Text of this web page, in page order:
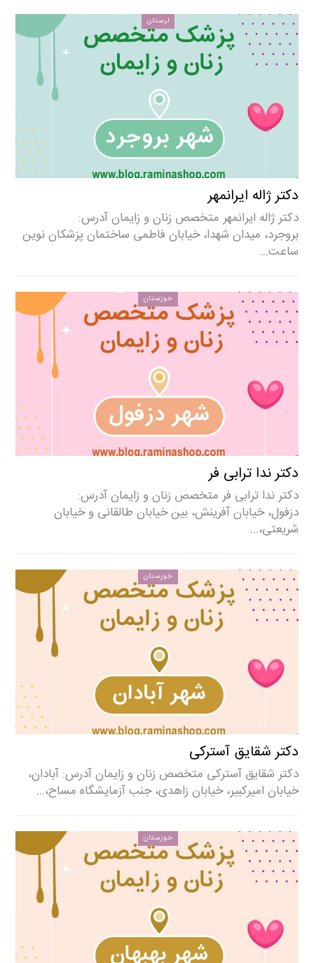
لرستان
دکتر ژاله ایرانمهر
دکتر ژاله ایرانمهر متخصص زنان و زایمان آدرس:
بروجرد، میدان شهدا، خیابان فاطمی ساختمان پزشکان نوین
ساعت…
خوزستان
دکتر ندا ترابی فر
دکتر ندا ترابی فر متخصص زنان و زایمان آدرس:
دزفول، خیابان آفرینش، بین خیابان طالقانی و خیابان
شریعتی،…
خوزستان
دکتر شقایق آسترکی
دکتر شقایق آسترکی متخصص زنان و زایمان آدرس: آبادان،
خیابان امیرکبیر، خیابان زاهدی، جنب آزمایشگاه مساح،…
خوزستان